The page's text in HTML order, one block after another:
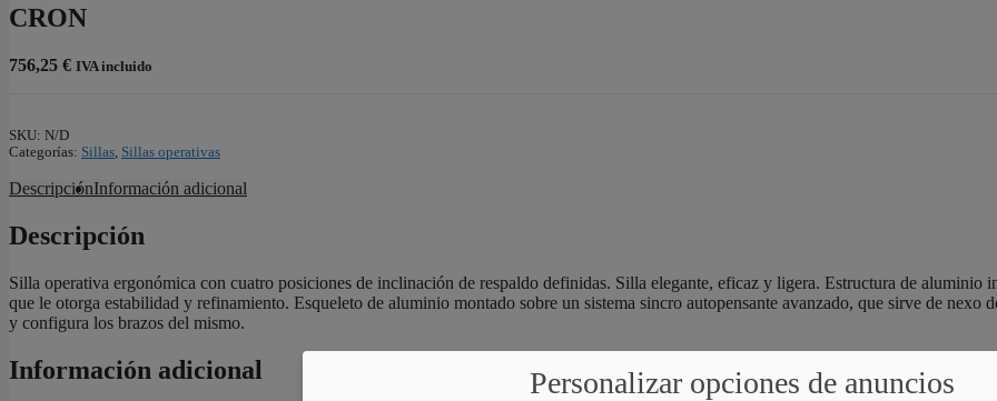
CRON
756,25 € IVA incluido
SKU: N/D
Categorías: Sillas, Sillas operativas
DescripciónInformación adicional
Descripción
Silla operativa ergonómica con cuatro posiciones de inclinación de respaldo definidas. Silla elegante, eficaz y ligera. Estructura de aluminio
que le otorga estabilidad y refinamiento. Esqueleto de aluminio montado sobre un sistema sincro autopensante avanzado, que sirve de nexo
y configura los brazos del mismo.
Información adicional Personalizar opciones de anuncios